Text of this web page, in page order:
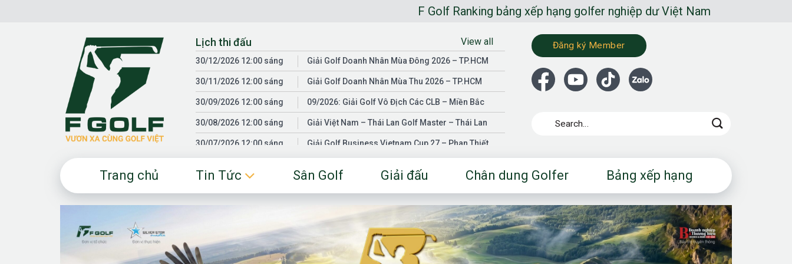
F Golf Ranking bảng xếp hạng golfer nghiệp dư Việt Nam
Lịch thi đấu View all
30/12/2026 12:00 sáng Giải Golf Doanh Nhân Mùa Đông 2026 – TP.HCM
30/11/2026 12:00 sáng Giải Golf Doanh Nhân Mùa Thu 2026 – TP.HCM
30/09/2026 12:00 sáng 09/2026: Giải Golf Vô Địch Các CLB – Miền Bắc
30/08/2026 12:00 sáng Giải Việt Nam – Thái Lan Golf Master – Thái Lan
30/07/2026 12:00 sáng Giải Golf Business Vietnam Cup 27 – Phan Thiết
30/01/2026 12:00 sáng
Fgolf Open Championship – Tây Ninh
18/04/2025 12:00 sáng Golf Business Vietnam Cup 25
Đăng ký Member
Trang chủ Tin Tức Sân Golf Giải đấu Chân dung Golfer Bảng xếp hạng